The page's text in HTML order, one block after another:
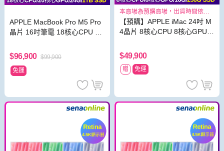
APPLE MacBook Pro M5 Pro
晶片 16吋筆電 18核心CPU 20
$96,900 $99,900
免運
本賣場為預購賣場，出貨時間依照
原廠出貨狀況而定
【預購】APPLE iMac 24吋 M
4晶片 8核心CPU 8核心GPU 1
$49,900
贈 免運